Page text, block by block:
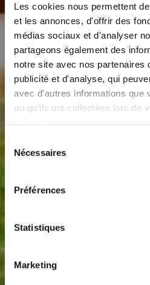
Les cookies nous permettent
et les annonces, d'offrir des
médias sociaux et d'analyser
partageons également des
notre site avec nos partenaires
publicité et d'analyse, qui
avec d'autres informations que
ou qu'ils ont collectées lors de
services.
Nécessaires
Préférences
Statistiques
Marketing